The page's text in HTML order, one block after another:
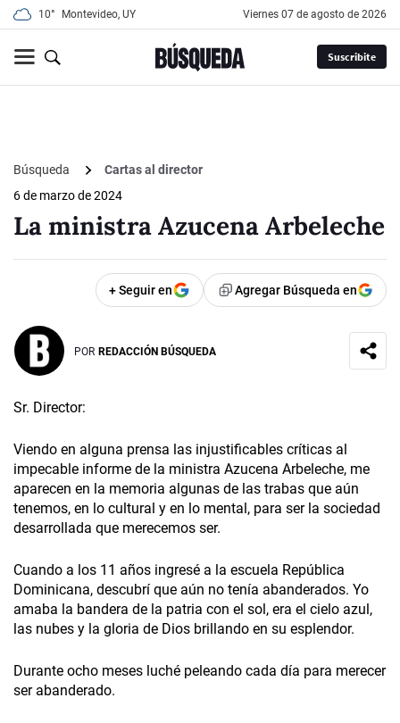
10° Montevideo, UY viernes 07 de agosto de 2026
Suscribite
Búsqueda
Cartas al director
6 de marzo de 2024
La ministra Azucena Arbeleche
+ Seguir en Agregar Búsqueda en
POR REDACCIÓN BÚSQUEDA
Sr. Director:
Viendo en alguna prensa las injustificables críticas al
impecable informe de la ministra Azucena Arbeleche, me
aparecen en la memoria algunas de las trabas que aún
tenemos, en lo cultural y en lo mental, para ser la sociedad
desarrollada que merecemos ser.
Cuando a los 11 años ingresé a la escuela República
Dominicana, descubrí que aún no tenía abanderados. Yo
amaba la bandera de la patria con el sol, era el cielo azul,
las nubes y la gloria de Dios brillando en su esplendor.
Durante ocho meses luché peleando cada día para merecer
ser abanderado.